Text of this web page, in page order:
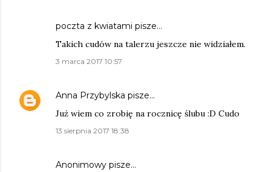
poczta z kwiatami pisze…
Takich cudów na talerzu jeszcze nie widziałem.
3 marca 2017 10:57
Anna Przybylska pisze…
Już wiem co zrobię na rocznicę ślubu :D Cudo
13 sierpnia 2017 18:38
Anonimowy pisze…